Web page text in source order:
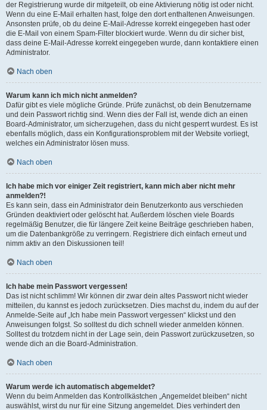
der Registrierung wurde dir mitgeteilt, ob eine Aktivierung nötig ist oder nicht.
Wenn du eine E-Mail erhalten hast, folge den dort enthaltenen Anweisungen.
Ansonsten prüfe, ob du deine E-Mail-Adresse korrekt eingegeben hast oder
die E-Mail von einem Spam-Filter blockiert wurde. Wenn du dir sicher bist,
dass deine E-Mail-Adresse korrekt eingegeben wurde, dann kontaktiere einen
Administrator.
Nach oben
Warum kann ich mich nicht anmelden?
Dafür gibt es viele mögliche Gründe. Prüfe zunächst, ob dein Benutzername
und dein Passwort richtig sind. Wenn dies der Fall ist, wende dich an einen
Board-Administrator, um sicherzugehen, dass du nicht gesperrt wurdest. Es ist
ebenfalls möglich, dass ein Konfigurationsproblem mit der Website vorliegt,
welches ein Administrator lösen muss.
Nach oben
Ich habe mich vor einiger Zeit registriert, kann mich aber nicht mehr
anmelden?!
Es kann sein, dass ein Administrator dein Benutzerkonto aus verschieden
Gründen deaktiviert oder gelöscht hat. Außerdem löschen viele Boards
regelmäßig Benutzer, die für längere Zeit keine Beiträge geschrieben haben,
um die Datenbankgröße zu verringern. Registriere dich einfach erneut und
nimm aktiv an den Diskussionen teil!
Nach oben
Ich habe mein Passwort vergessen!
Das ist nicht schlimm! Wir können dir zwar dein altes Passwort nicht wieder
mitteilen, du kannst es jedoch zurücksetzen. Dies machst du, indem du auf der
Anmelde-Seite auf „Ich habe mein Passwort vergessen“ klickst und den
Anweisungen folgst. So solltest du dich schnell wieder anmelden können.
Solltest du trotzdem nicht in der Lage sein, dein Passwort zurückzusetzen, so
wende dich an die Board-Administration.
Nach oben
Warum werde ich automatisch abgemeldet?
Wenn du beim Anmelden das Kontrollkästchen „Angemeldet bleiben“ nicht
auswählst, wirst du nur für eine Sitzung angemeldet. Dies verhindert den